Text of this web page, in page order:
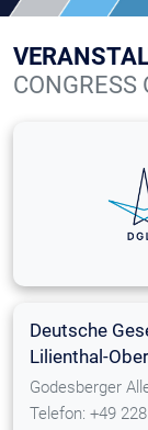
CONGRESS
Deutsche
Lilienthal-
Godesberger
Telefon: +49